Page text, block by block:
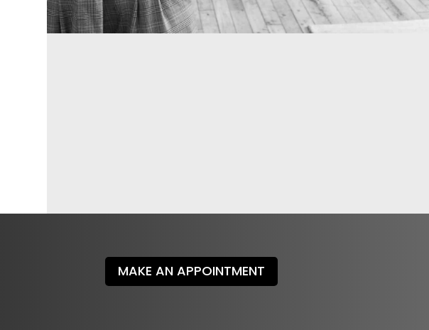
MAKE AN APPOINTMENT